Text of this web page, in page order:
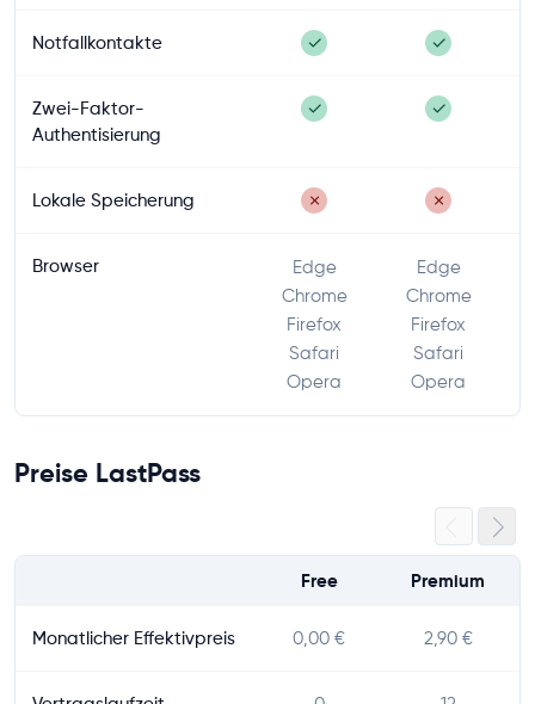
Notfallkontakte ✓ ✓
Zwei-Faktor-
Authentisierung
✓ ✓
Lokale Speicherung ✗ ✗
Browser
Edge
Chrome
Firefox
Safari
Opera
Edge
Chrome
Firefox
Safari
Opera
Preise LastPass
Free Premium
Monatlicher Effektivpreis 0,00 € 2,90 €